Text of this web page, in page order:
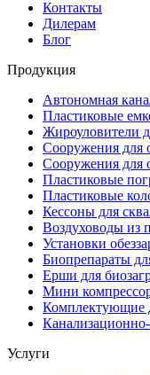
Контакты
Дилерам
Блог
Продукция
Автономная
Пластиковые
Жироуловители
Сооружения для
Сооружения для
Пластиковые
Пластиковые
Кессоны для
Воздуховоды из
Установки
Биопрепараты
Ерши для
Мини
Комплектующие
Услуги